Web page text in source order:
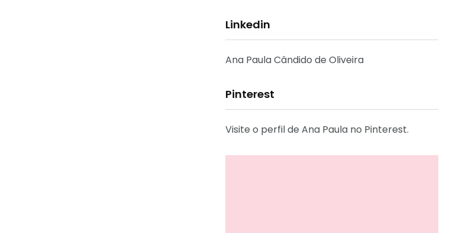
33
Reflexões
Linkedin
Ana Paula Cândido de Oliveira
Pinterest
Visite o perfil de Ana Paula no Pinterest.